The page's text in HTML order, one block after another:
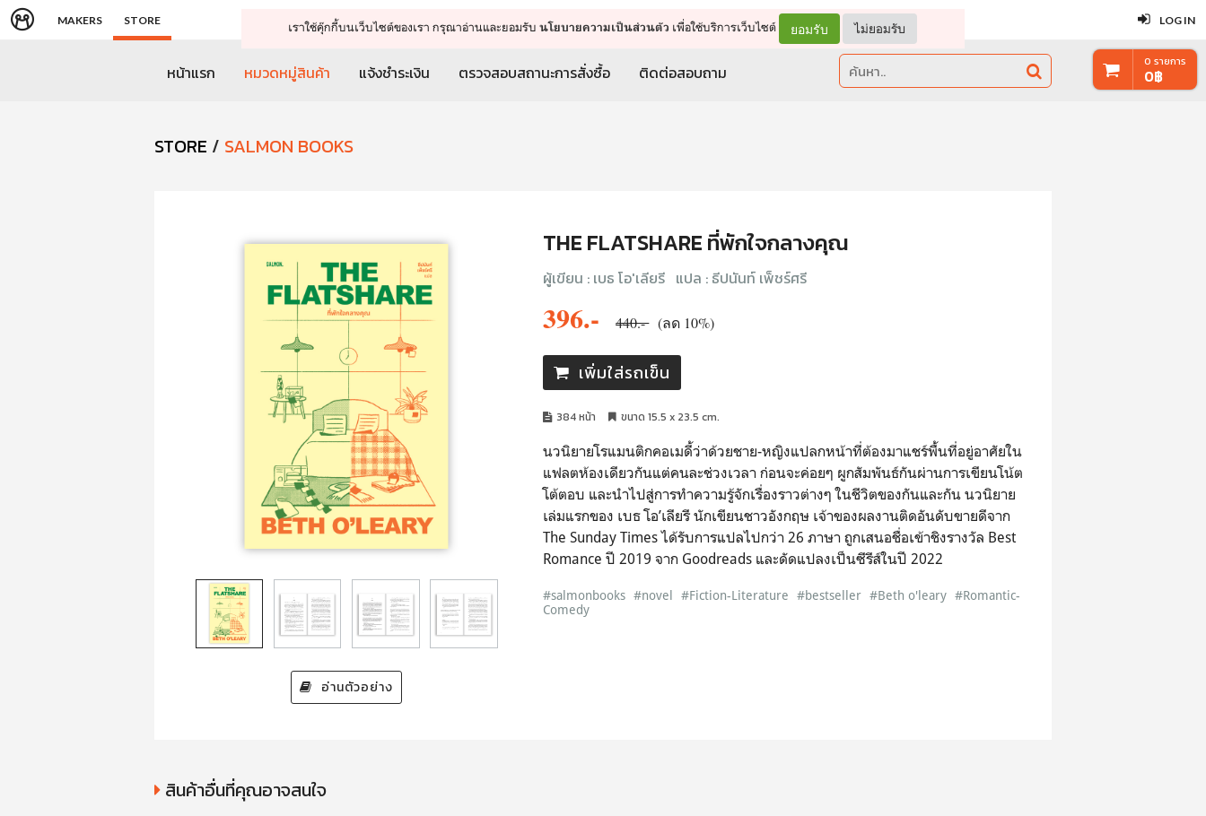
ปิด
จัดการรถเข็น ดำเนินการต่อ
MAKERS STORE LOG IN
เราใช้คุ๊กกี้บนเว็บไซต์ของเรา กรุณาอ่านและยอมรับนโยบายความเป็นส่วนตัว เพื่อใช้บริการเว็บไซต์ ยอมรับ ไม่ยอมรับ
หน้าแรก หมวดหมู่สินค้า แจ้งชำระเงิน ตรวจสอบสถานะการสั่งซื้อ ติดต่อสอบถาม
0 รายการ
0฿
STORE / SALMON BOOKS
อ่านตัวอย่าง
THE FLATSHARE ที่พักใจกลางคุณ
ผู้เขียน : เบธ โอ'เลียรี แปล : ธีปนันท์ เพ็ชร์ศรี
396.- 440.- (ลด 10%)
เพิ่มใส่รถเข็น
384 หน้า ขนาด 15.5 x 23.5 cm.
นวนิยายโรแมนติกคอเมดี้ว่าด้วยชาย-หญิงแปลกหน้าที่ต้องมาแชร์พื้นที่อยู่อาศัยใน
แฟลตห้องเดียวกันแต่คนละช่วงเวลา ก่อนจะค่อยๆ ผูกสัมพันธ์กันผ่านการเขียนโน้ต
โต้ตอบ และนำไปสู่การทำความรู้จักเรื่องราวต่างๆ ในชีวิตของกันและกัน นวนิยาย
เล่มแรกของ เบธ โอ’เลียรี นักเขียนชาวอังกฤษ เจ้าของผลงานติดอันดับขายดีจาก
The Sunday Times ได้รับการแปลไปกว่า 26 ภาษา ถูกเสนอชื่อเข้าชิงรางวัล Best
Romance ปี 2019 จาก Goodreads และดัดแปลงเป็นซีรีส์ในปี 2022
#salmonbooks #novel #Fiction-Literature #bestseller #Beth o'leary #Romantic-
Comedy
สินค้าอื่นที่คุณอาจสนใจ